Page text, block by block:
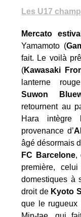
Les U17
Mercato
Yamamoto (
fait. Le voilà
(Kawasaki
lanterne
Suwon
retournent au
Hara intègre
provenance d’
âgé désormais
FC Barcelone,
première, celui
domestiques à
droit de Kyoto
que le rugueux